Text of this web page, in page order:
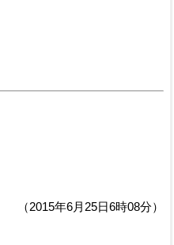
（2015年6月25日6時08分）